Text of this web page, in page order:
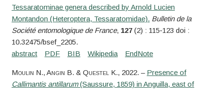
Tessaratominae genera described by Arnold Lucien
Montandon (Heteroptera, Tessaratomidae). Bulletin de la
Société entomologique de France, 127(2) : 115‑123 doi :
10.32475/bsef_2205.
Moulin N., Angin B. & Questel K., 2022. – Presence of
Callimantis antillarum(Saussure, 1859) in Anguilla, east of